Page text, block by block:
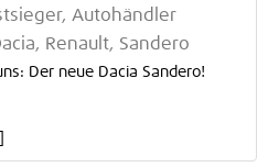
Autohändler
Renault, Sandero
Der neue Dacia Sandero!